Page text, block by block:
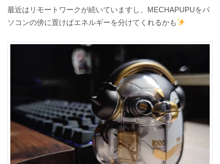
最近はリモートワークが続いていますし、MECHAPUPUをパ
ソコンの傍に置けばエネルギーを分けてくれるかも